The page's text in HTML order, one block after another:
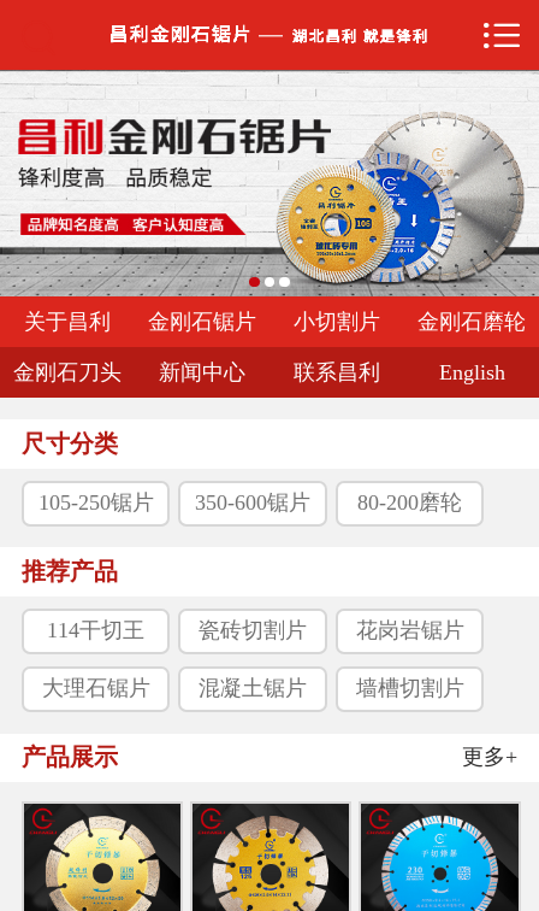
 网站首页
关于昌利
金刚石锯片
小切割片
金刚石磨轮
金刚石刀头
新闻中心
English

关于昌利 金刚石锯片 小切割片 金刚石磨轮
金刚石刀头 新闻中心 联系昌利 English
尺寸分类
105-250锯片 350-600锯片 80-200磨轮
推荐产品
114干切王 瓷砖切割片 花岗岩锯片
大理石锯片 混凝土锯片 墙槽切割片
产品展示 更多+